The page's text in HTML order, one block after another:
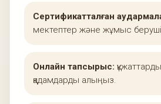
Сертификатталған
мектептер және жұмыс
Онлайн тапсырыс:
қадамдарды алыңыз.